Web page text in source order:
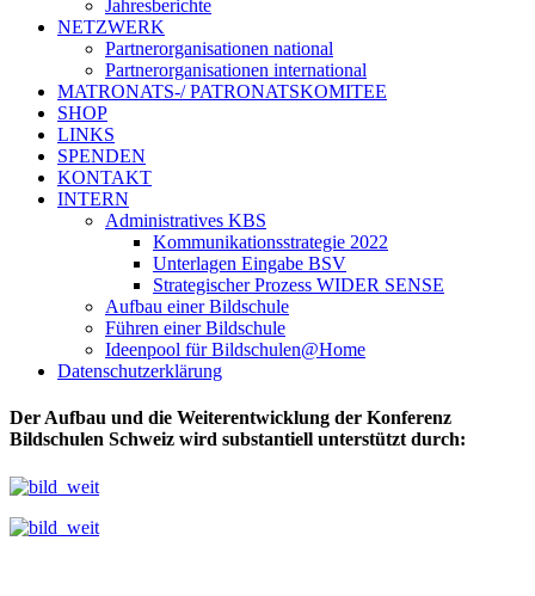
Jahresberichte
NETZWERK
Partnerorganisationen national
Partnerorganisationen international
MATRONATS-/ PATRONATSKOMITEE
SHOP
LINKS
SPENDEN
KONTAKT
INTERN
Administratives KBS
Kommunikationsstrategie 2022
Unterlagen Eingabe BSV
Strategischer Prozess WIDER SENSE
Aufbau einer Bildschule
Führen einer Bildschule
Ideenpool für Bildschulen@Home
Datenschutzerklärung
Der Aufbau und die Weiterentwicklung der Konferenz
Bildschulen Schweiz wird substantiell unterstützt durch: